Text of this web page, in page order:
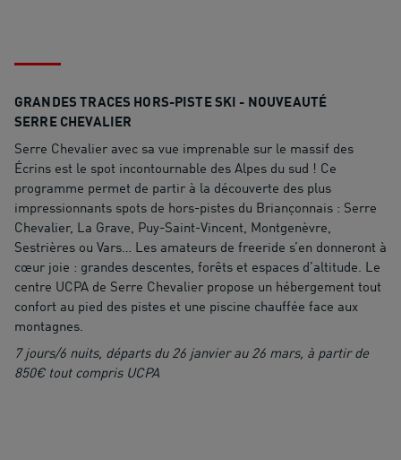
GRANDES TRACES HORS-PISTE SKI - NOUVEAUTÉ
SERRE CHEVALIER
Serre Chevalier avec sa vue imprenable sur le massif des
Écrins est le spot incontournable des Alpes du sud ! Ce
programme permet de partir à la découverte des plus
impressionnants spots de hors-pistes du Briançonnais : Serre
Chevalier, La Grave, Puy-Saint-Vincent, Montgenèvre,
Sestrières ou Vars… Les amateurs de freeride s’en donneront à
cœur joie : grandes descentes, forêts et espaces d’altitude. Le
centre UCPA de Serre Chevalier propose un hébergement tout
confort au pied des pistes et une piscine chauffée face aux
montagnes.
7 jours/6 nuits, départs du 26 janvier au 26 mars, à partir de
850€ tout compris UCPA